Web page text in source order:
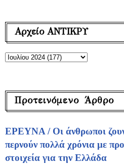
Αρχείο ΑΝΤΙΚΡΥ
Προτεινόμενο Άρθρο
ΕΡΕΥΝΑ / Οι άνθρωποι
περνούν πολλά χρόνια με
στοιχεία για την Ελλάδα